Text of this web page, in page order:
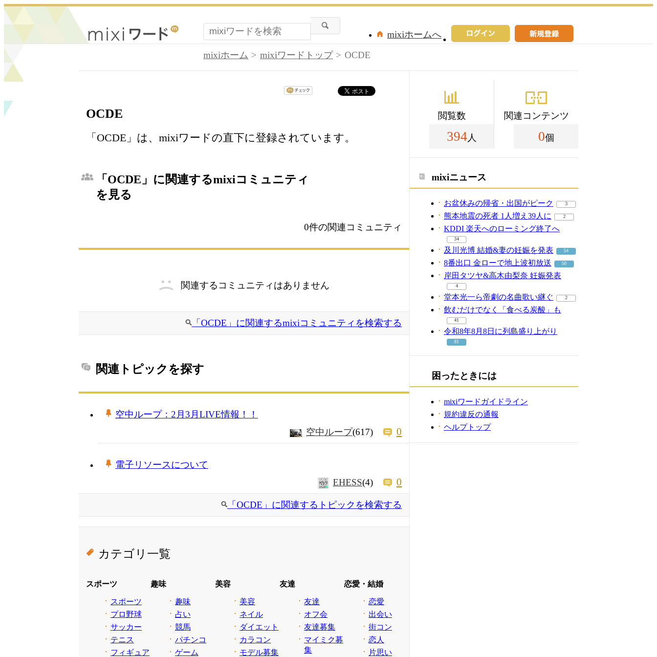
mixiホームへ
mixiホーム
mixiワードトップ OCDE
OCDE
「OCDE」は、mixiワードの直下に登録されています。
「OCDE」に関連するmixiコミュニティ
を見る
0件の関連コミュニティ
関連するコミュニティはありません
「OCDE」に関連するmixiコミュニティを検索する
関連トピックを探す
空中ループ：2月3月LIVE情報！！
空中ループ(617) 0
電子リソースについて
EHESS(4) 0
「OCDE」に関連するトピックを検索する
カテゴリ一覧
スポーツ
スポーツ
プロ野球
サッカー
テニス
フィギュア
趣味
趣味
占い
競馬
パチンコ
ゲーム
美容
美容
ネイル
ダイエット
カラコン
モデル募集
友達
友達
オフ会
友達募集
マイミク募
集
恋愛・結婚
恋愛
出会い
街コン
恋人
片思い
閲覧数
394 人
関連コンテンツ
0個
mixiニュース
お盆休みの帰省・出国がピーク 3
熊本地震の死者 1人増え39人に 2
KDDI 楽天へのローミング終了へ
34
及川光博 結婚&妻の妊娠を発表 54
8番出口 金ローで地上波初放送 50
岸田タツヤ&高木由梨奈 妊娠発表
4
堂本光一ら帝劇の名曲歌い継ぐ 2
飲むだけでなく「食べる炭酸」も
41
令和8年8月8日に列島盛り上がり
81
困ったときには
mixiワードガイドライン
規約違反の通報
ヘルプトップ